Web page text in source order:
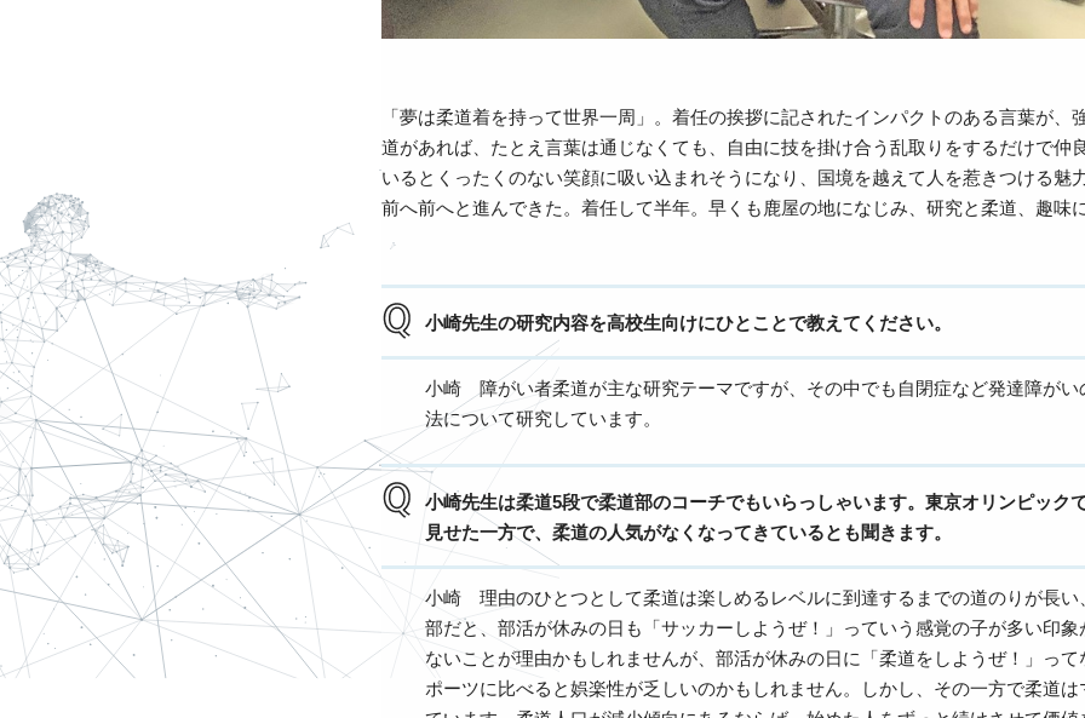
「夢は柔道着を持って世界一周」。着任の挨拶に記されたインパクトのある言葉が
道があれば、たとえ言葉は通じなくても、自由に技を掛け合う乱取りをするだけで
いるとくったくのない笑顔に吸い込まれそうになり、国境を越えて人を惹きつける
前へ前へと進んできた。着任して半年。早くも鹿屋の地になじみ、研究と柔道、趣味
小崎先生の研究内容を高校生向けにひとことで教えてください。
小崎 障がい者柔道が主な研究テーマですが、その中でも自閉症など発達障が
法について研究しています。
小崎先生は柔道5段で柔道部のコーチでもいらっしゃいます。東京オリンピッ
見せた一方で、柔道の人気がなくなってきているとも聞きます。
小崎 理由のひとつとして柔道は楽しめるレベルに到達するまでの道のりが長
部だと、部活が休みの日も「サッカーしようぜ！」っていう感覚の子が多い印
ないことが理由かもしれませんが、部活が休みの日に「柔道をしようぜ！」っ
ポーツに比べると娯楽性が乏しいのかもしれません。しかし、その一方で柔道